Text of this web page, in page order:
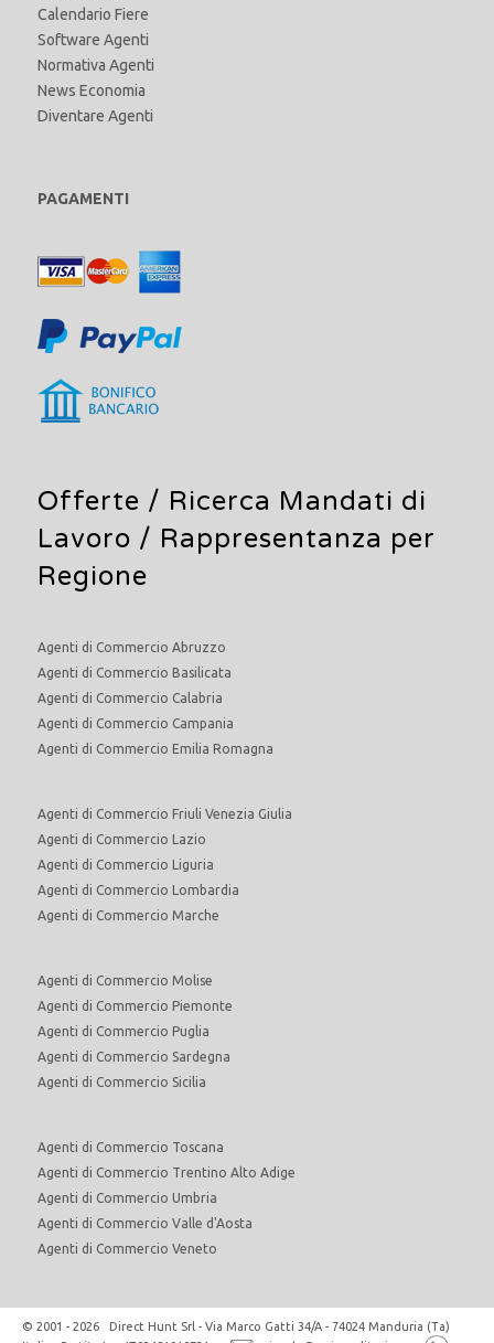
Calendario Fiere
Software Agenti
Normativa Agenti
News Economia
Diventare Agenti
PAGAMENTI
Offerte / Ricerca Mandati di
Lavoro / Rappresentanza per
Regione
Agenti di Commercio Abruzzo
Agenti di Commercio Basilicata
Agenti di Commercio Calabria
Agenti di Commercio Campania
Agenti di Commercio Emilia Romagna
Agenti di Commercio Friuli Venezia Giulia
Agenti di Commercio Lazio
Agenti di Commercio Liguria
Agenti di Commercio Lombardia
Agenti di Commercio Marche
Agenti di Commercio Molise
Agenti di Commercio Piemonte
Agenti di Commercio Puglia
Agenti di Commercio Sardegna
Agenti di Commercio Sicilia
Agenti di Commercio Toscana
Agenti di Commercio Trentino Alto Adige
Agenti di Commercio Umbria
Agenti di Commercio Valle d'Aosta
Agenti di Commercio Veneto
© 2001 - 2026 Direct Hunt Srl - Via Marco Gatti 34/A - 74024 Manduria (Ta)